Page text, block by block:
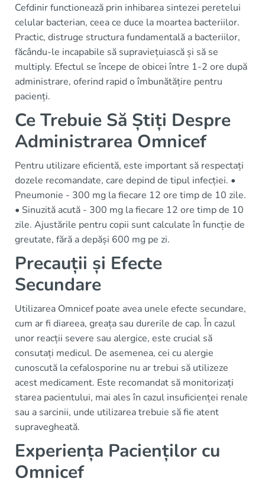
Cefdinir functionează prin inhibarea sintezei peretelui
celular bacterian, ceea ce duce la moartea bacteriilor.
Practic, distruge structura fundamentală a bacteriilor,
făcându-le incapabile să supraviețuiască și să se
multiply. Efectul se începe de obicei între 1-2 ore după
administrare, oferind rapid o îmbunătățire pentru
pacienți.
Ce Trebuie Să Știți Despre
Administrarea Omnicef
Pentru utilizare eficientă, este important să respectați
dozele recomandate, care depind de tipul infecției. •
Pneumonie - 300 mg la fiecare 12 ore timp de 10 zile.
• Sinuzită acută - 300 mg la fiecare 12 ore timp de 10
zile. Ajustările pentru copii sunt calculate în funcție de
greutate, fără a depăși 600 mg pe zi.
Precauții și Efecte
Secundare
Utilizarea Omnicef poate avea unele efecte secundare,
cum ar fi diareea, greața sau durerile de cap. În cazul
unor reacții severe sau alergice, este crucial să
consutați medicul. De asemenea, cei cu alergie
cunoscută la cefalosporine nu ar trebui să utilizeze
acest medicament. Este recomandat să monitorizați
starea pacientului, mai ales în cazul insuficienței renale
sau a sarcinii, unde utilizarea trebuie să fie atent
supravegheată.
Experiența Pacienților cu
Omnicef